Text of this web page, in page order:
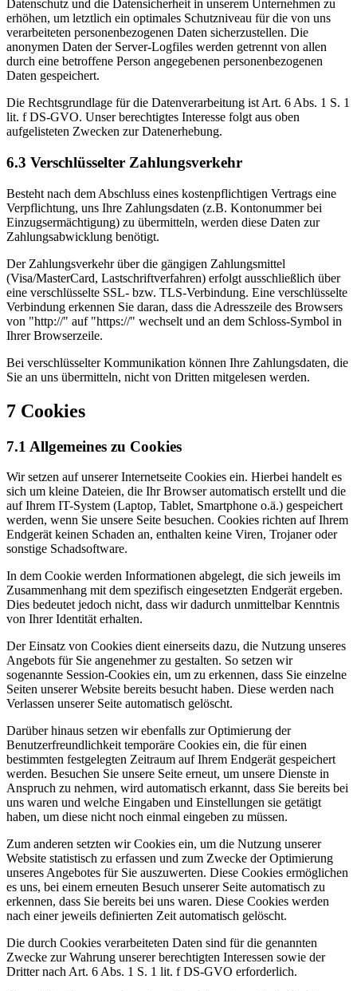
Datenschutz und die Datensicherheit in unserem Unternehmen zu
erhöhen, um letztlich ein optimales Schutzniveau für die von uns
verarbeiteten personenbezogenen Daten sicherzustellen. Die
anonymen Daten der Server-Logfiles werden getrennt von allen
durch eine betroffene Person angegebenen personenbezogenen
Daten gespeichert.
Die Rechtsgrundlage für die Datenverarbeitung ist Art. 6 Abs. 1 S. 1
lit. f DS-GVO. Unser berechtigtes Interesse folgt aus oben
aufgelisteten Zwecken zur Datenerhebung.
6.3 Verschlüsselter Zahlungsverkehr
Besteht nach dem Abschluss eines kostenpflichtigen Vertrags eine
Verpflichtung, uns Ihre Zahlungsdaten (z.B. Kontonummer bei
Einzugsermächtigung) zu übermitteln, werden diese Daten zur
Zahlungsabwicklung benötigt.
Der Zahlungsverkehr über die gängigen Zahlungsmittel
(Visa/MasterCard, Lastschriftverfahren) erfolgt ausschließlich über
eine verschlüsselte SSL- bzw. TLS-Verbindung. Eine verschlüsselte
Verbindung erkennen Sie daran, dass die Adresszeile des Browsers
von "http://" auf "https://" wechselt und an dem Schloss-Symbol in
Ihrer Browserzeile.
Bei verschlüsselter Kommunikation können Ihre Zahlungsdaten, die
Sie an uns übermitteln, nicht von Dritten mitgelesen werden.
7 Cookies
7.1 Allgemeines zu Cookies
Wir setzen auf unserer Internetseite Cookies ein. Hierbei handelt es
sich um kleine Dateien, die Ihr Browser automatisch erstellt und die
auf Ihrem IT-System (Laptop, Tablet, Smartphone o.ä.) gespeichert
werden, wenn Sie unsere Seite besuchen. Cookies richten auf Ihrem
Endgerät keinen Schaden an, enthalten keine Viren, Trojaner oder
sonstige Schadsoftware.
In dem Cookie werden Informationen abgelegt, die sich jeweils im
Zusammenhang mit dem spezifisch eingesetzten Endgerät ergeben.
Dies bedeutet jedoch nicht, dass wir dadurch unmittelbar Kenntnis
von Ihrer Identität erhalten.
Der Einsatz von Cookies dient einerseits dazu, die Nutzung unseres
Angebots für Sie angenehmer zu gestalten. So setzen wir
sogenannte Session-Cookies ein, um zu erkennen, dass Sie einzelne
Seiten unserer Website bereits besucht haben. Diese werden nach
Verlassen unserer Seite automatisch gelöscht.
Darüber hinaus setzen wir ebenfalls zur Optimierung der
Benutzerfreundlichkeit temporäre Cookies ein, die für einen
bestimmten festgelegten Zeitraum auf Ihrem Endgerät gespeichert
werden. Besuchen Sie unsere Seite erneut, um unsere Dienste in
Anspruch zu nehmen, wird automatisch erkannt, dass Sie bereits bei
uns waren und welche Eingaben und Einstellungen sie getätigt
haben, um diese nicht noch einmal eingeben zu müssen.
Zum anderen setzten wir Cookies ein, um die Nutzung unserer
Website statistisch zu erfassen und zum Zwecke der Optimierung
unseres Angebotes für Sie auszuwerten. Diese Cookies ermöglichen
es uns, bei einem erneuten Besuch unserer Seite automatisch zu
erkennen, dass Sie bereits bei uns waren. Diese Cookies werden
nach einer jeweils definierten Zeit automatisch gelöscht.
Die durch Cookies verarbeiteten Daten sind für die genannten
Zwecke zur Wahrung unserer berechtigten Interessen sowie der
Dritter nach Art. 6 Abs. 1 S. 1 lit. f DS-GVO erforderlich.